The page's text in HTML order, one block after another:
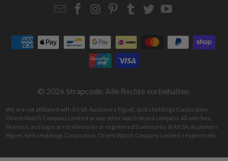
EmailStrapcode
Facebook
Strapcode
Instagram
Strapcode
Pinterest
Strapcode
Tumblr
Strapcode
TwitterYouTube
© 2026 Strapcode . Alle Rechte vorbehalten.
We are not affiliated with RX SA, Audemars Piguet, Seiko Holdings Corporation,
Orient Watch Company Limited or any other watch brand company. All watches,
likeness, and logos are trademarks or registered trademarks of RX SA, Audemars
Piguet, Seiko Holdings Corporation, Orient Watch Company Limited, respectively.